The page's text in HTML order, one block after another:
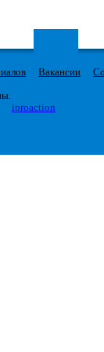
Вакансии
iproaction